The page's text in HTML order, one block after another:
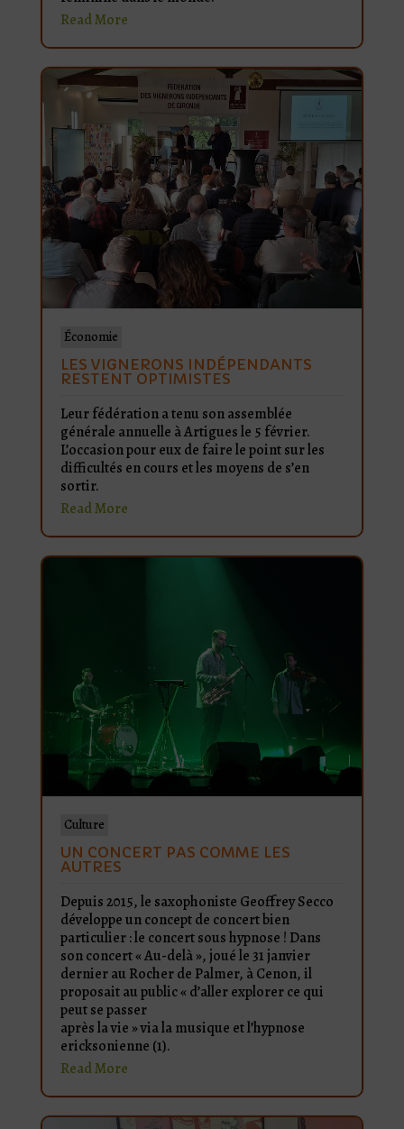
Read More
Économie
LES VIGNERONS INDÉPENDANTS
RESTENT OPTIMISTES
Leur fédération a tenu son assemblée
générale annuelle à Artigues le 5 février.
L’occasion pour eux de faire le point sur les
difficultés en cours et les moyens de s’en
sortir.
Read More
Culture
UN CONCERT PAS COMME LES
AUTRES
Depuis 2015, le saxophoniste Geoffrey Secco
développe un concept de concert bien
particulier : le concert sous hypnose ! Dans
son concert « Au-delà », joué le 31 janvier
dernier au Rocher de Palmer, à Cenon, il
proposait au public « d’aller explorer ce qui
peut se passer
après la vie » via la musique et l’hypnose
ericksonienne (1).
Read More